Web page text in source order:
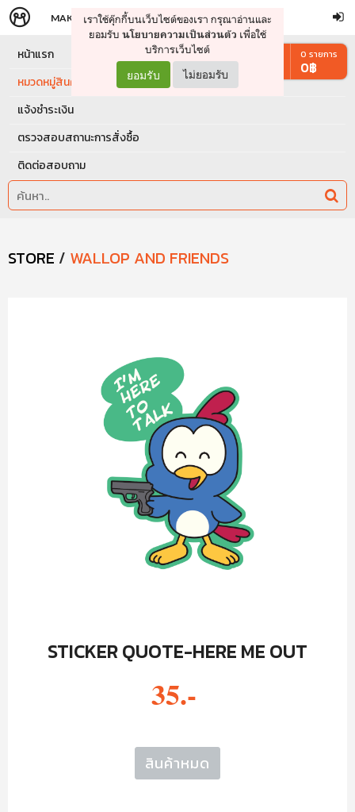
จัดการรถเข็น ดำเนินการต่อ
MAKERS STORE
เราใช้คุ๊กกี้บนเว็บไซต์ของเรา กรุณาอ่านและ
ยอมรับ นโยบายความเป็นส่วนตัว เพื่อใช้
บริการเว็บไซต์
ยอมรับ ไม่ยอมรับ
หน้าแรก
หมวดหมู่สินค้า
แจ้งชำระเงิน
ตรวจสอบสถานะการสั่งซื้อ
ติดต่อสอบถาม
0 รายการ
0฿
STORE / WALLOP AND FRIENDS
STICKER QUOTE-HERE ME OUT
35.-
สินค้าหมด